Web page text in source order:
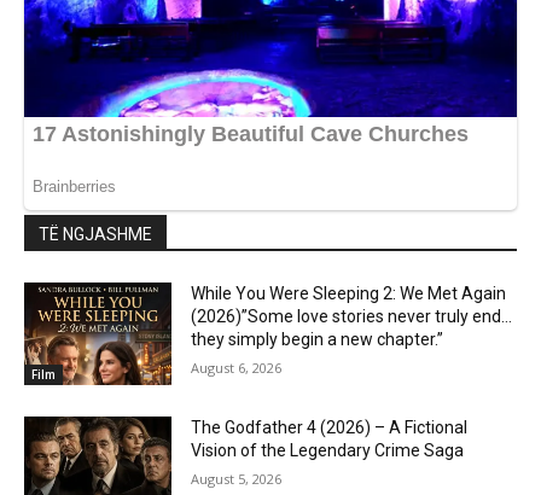
TË NGJASHME
Film
While You Were Sleeping 2: We Met Again
(2026)”Some love stories never truly end…
they simply begin a new chapter.”
August 6, 2026
The Godfather 4 (2026) – A Fictional
Vision of the Legendary Crime Saga
August 5, 2026